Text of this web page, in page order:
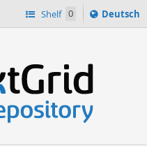
Shelf 0
Sprache
ï¿½ndern
Deutsch